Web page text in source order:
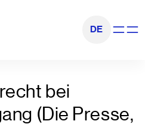
DE Show
bei
(Die Presse,